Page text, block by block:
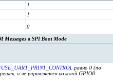
1
1
0
Messages в SPI Boot Mode
равно 0 (по
и не управляется ножкой GPIO8.